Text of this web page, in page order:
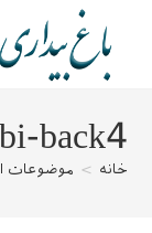
back4
خانه > موضوعات